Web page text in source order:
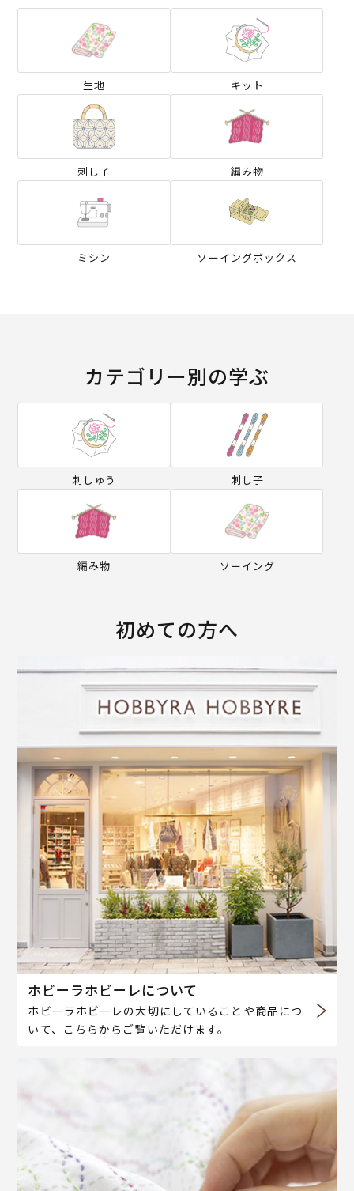
生地 キット
刺し子 編み物
ミシン ソーイングボックス
カテゴリー別の学ぶ
刺しゅう 刺し子
編み物 ソーイング
初めての方へ
ホビーラホビーレについて
ホビーラホビーレの大切にしていることや商品につ
いて、こちらからご覧いただけます。